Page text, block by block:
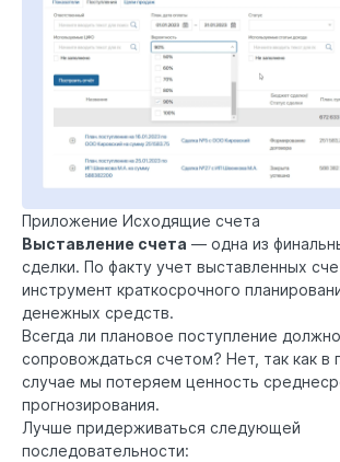
Приложение Исходящие счета
Выставление счета — одна из
сделки. По факту учет выставленных
инструмент краткосрочного
денежных средств.
Всегда ли плановое поступление должно
сопровождаться счетом? Нет, так как в
случае мы потеряем ценность
прогнозирования.
Лучше придерживаться следующей
последовательности: